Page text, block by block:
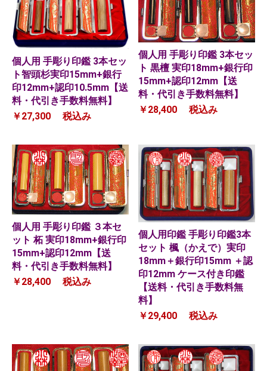
個人用 手彫り印鑑 3本セッ
ト智頭杉実印15mm+銀行
印12mm+認印10.5mm【送
料・代引き手数料無料】
￥27,300
税込み
個人用 手彫り印鑑 3本セッ
ト 黒檀 実印18mm+銀行印
15mm+認印12mm【送
料・代引き手数料無料】
￥28,400
税込み
個人用 手彫り印鑑 ３本セ
ット 柘 実印18mm+銀行印
15mm+認印12mm【送
料・代引き手数料無料】
￥28,400
税込み
個人用印鑑 手彫り印鑑3本
セット 楓（かえで）実印
18mm＋銀行印15mm ＋認
印12mm ケース付き印鑑
【送料・代引き手数料無
料】
￥29,400
税込み